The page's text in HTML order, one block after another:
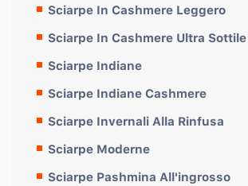
Sciarpe In Cashmere Leggero
Sciarpe In Cashmere Ultra Sottile
Sciarpe Indiane
Sciarpe Indiane Cashmere
Sciarpe Invernali Alla Rinfusa
Sciarpe Moderne
Sciarpe Pashmina All'ingrosso